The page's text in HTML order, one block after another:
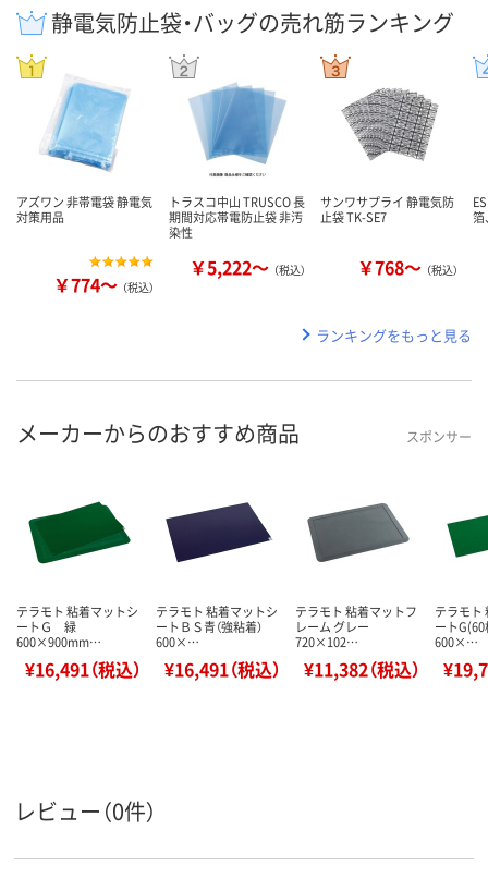
静電気防止袋・バッグの売れ筋ランキング
アズワン 非帯電袋 静電気
対策用品
￥774～ （税込）
トラスコ中山 TRUSCO 長
期間対応帯電防止袋 非汚
染性
￥5,222～ （税込）
サンワサプライ 静電気防
止袋 TK-SE7
￥768～ （税込）
箔
ランキングをもっと見る
メーカーからのおすすめ商品 スポンサー
テラモト 粘着マットシ
ートＧ 緑
600×900mm…
¥16,491（税込）
テラモト 粘着マットシ
ートＢＳ青（強粘着）
600×…
¥16,491（税込）
テラモト 粘着マットフ
レーム グレー
720×102…
¥11,382（税込）
テラモト
ート
600×…
レビュー（0件）